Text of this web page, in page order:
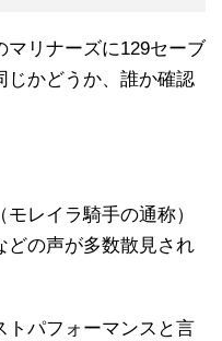
マリナーズに129セーブ
じかどうか、誰か確認
レイラ騎手の通称）
どの声が多数散見され
トパフォーマンスと言